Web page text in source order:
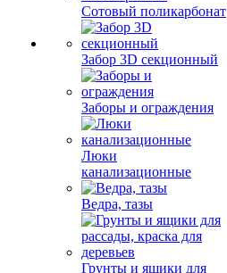
Сотовый поликарбонат
Забор 3D секционный
Заборы и ограждения
Люки
канализационные
Ведра, тазы
Грунты и ящики для